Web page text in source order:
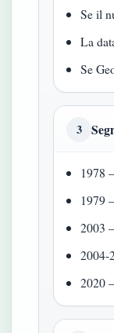
Se il
La
Se
3
1978
1979
2003
2004-
2020